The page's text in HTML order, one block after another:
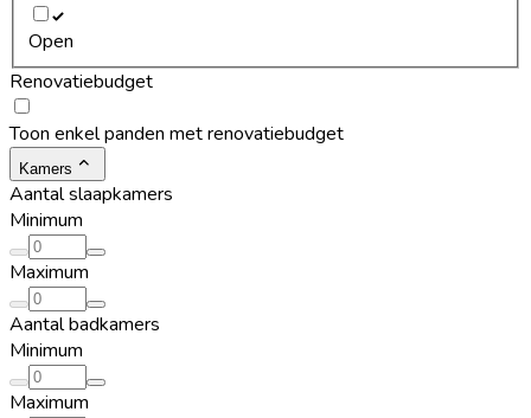
Open
Renovatiebudget
Toon enkel panden met renovatiebudget
Kamers
Aantal slaapkamers
Minimum
Maximum
Aantal badkamers
Minimum
Maximum